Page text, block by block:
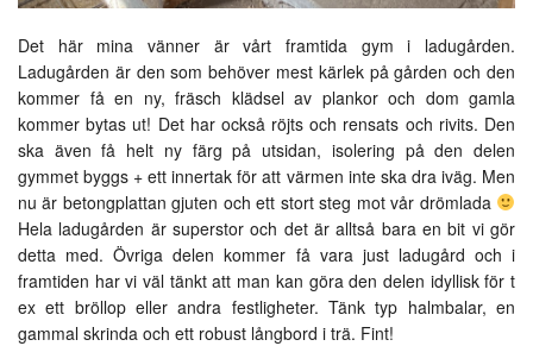
Det här mina vänner är vårt framtida gym i ladugården.
Ladugården är den som behöver mest kärlek på gården och den
kommer få en ny, fräsch klädsel av plankor och dom gamla
kommer bytas ut! Det har också röjts och rensats och rivits. Den
ska även få helt ny färg på utsidan, isolering på den delen
gymmet byggs + ett innertak för att värmen inte ska dra iväg. Men
nu är betongplattan gjuten och ett stort steg mot vår drömlada
Hela ladugården är superstor och det är alltså bara en bit vi gör
detta med. Övriga delen kommer få vara just ladugård och i
framtiden har vi väl tänkt att man kan göra den delen idyllisk för t
ex ett bröllop eller andra festligheter. Tänk typ halmbalar, en
gammal skrinda och ett robust långbord i trä. Fint!